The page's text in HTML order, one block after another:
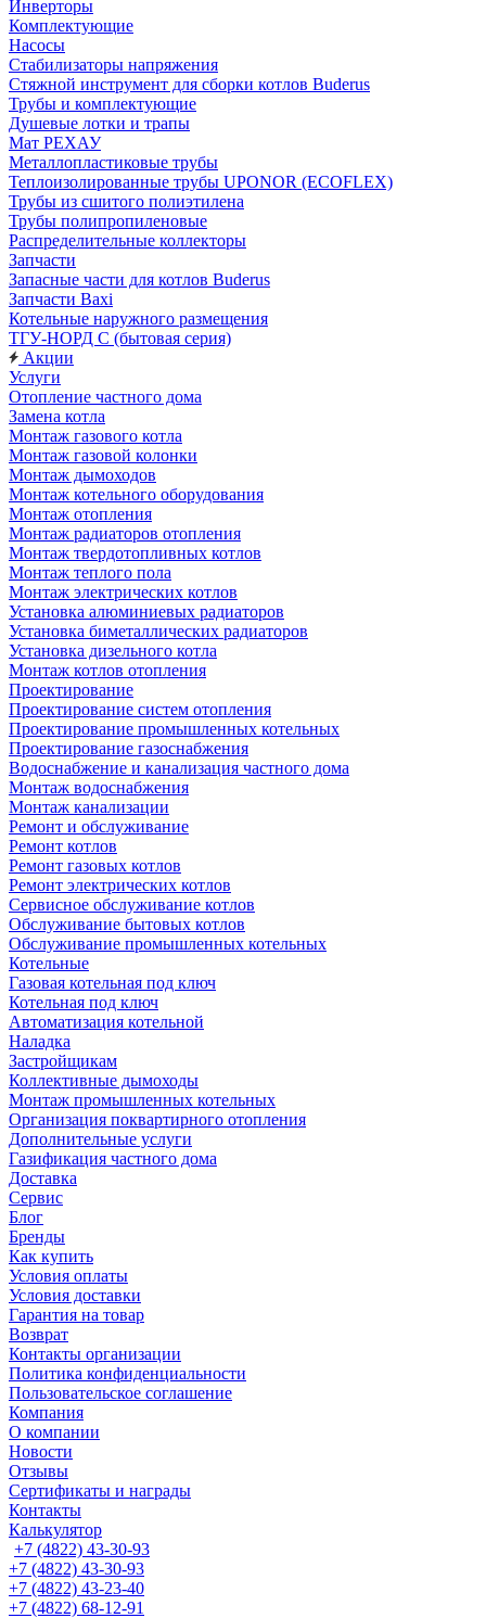
Инверторы
Комплектующие
Насосы
Стабилизаторы напряжения
Стяжной инструмент для сборки котлов Buderus
Трубы и комплектующие
Душевые лотки и трапы
Мат РЕХАУ
Металлопластиковые трубы
Теплоизолированные трубы UPONOR (ECOFLEX)
Трубы из сшитого полиэтилена
Трубы полипропиленовые
Распределительные коллекторы
Запчасти
Запасные части для котлов Buderus
Запчасти Baxi
Котельные наружного размещения
ТГУ-НОРД С (бытовая серия)
Акции
Услуги
Отопление частного дома
Замена котла
Монтаж газового котла
Монтаж газовой колонки
Монтаж дымоходов
Монтаж котельного оборудования
Монтаж отопления
Монтаж радиаторов отопления
Монтаж твердотопливных котлов
Монтаж теплого пола
Монтаж электрических котлов
Установка алюминиевых радиаторов
Установка биметаллических радиаторов
Установка дизельного котла
Монтаж котлов отопления
Проектирование
Проектирование систем отопления
Проектирование промышленных котельных
Проектирование газоснабжения
Водоснабжение и канализация частного дома
Монтаж водоснабжения
Монтаж канализации
Ремонт и обслуживание
Ремонт котлов
Ремонт газовых котлов
Ремонт электрических котлов
Сервисное обслуживание котлов
Обслуживание бытовых котлов
Обслуживание промышленных котельных
Котельные
Газовая котельная под ключ
Котельная под ключ
Автоматизация котельной
Наладка
Застройщикам
Коллективные дымоходы
Монтаж промышленных котельных
Организация поквартирного отопления
Дополнительные услуги
Газификация частного дома
Доставка
Сервис
Блог
Бренды
Как купить
Условия оплаты
Условия доставки
Гарантия на товар
Возврат
Контакты организации
Политика конфиденциальности
Пользовательское соглашение
Компания
О компании
Новости
Отзывы
Сертификаты и награды
Контакты
Калькулятор
+7 (4822) 43-30-93
+7 (4822) 43-30-93
+7 (4822) 43-23-40
+7 (4822) 68-12-91